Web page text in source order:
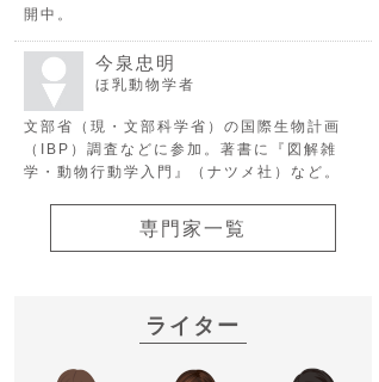
開中。
今泉忠明
ほ乳動物学者
文部省（現・文部科学省）の国際生物計画
（IBP）調査などに参加。著書に『図解雑
学・動物行動学入門』（ナツメ社）など。
専門家一覧
ライター